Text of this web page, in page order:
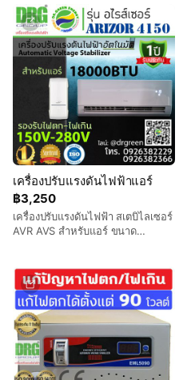
ISO9001/14001
฿3,250
เครื่องปรับแรงดันไฟฟ้าแอร์
เครื่องปรับแรงดันไฟฟ้า สเตบิไลเซอร์
AVR AVS สำหรับแอร์ ขนาด